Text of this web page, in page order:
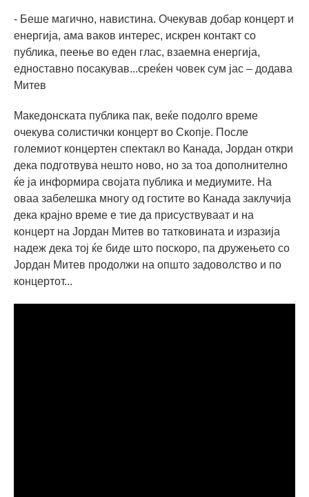
- Беше магично, навистина. Очекував добар концерт и
енергија, ама ваков интерес, искрен контакт со
публика, пеење во еден глас, взаемна енергија,
едноставно посакував...среќен човек сум јас – додава
Митев
Македонската публика пак, веќе подолго време
очекува солистички концерт во Скопје. После
големиот концертен спектакл во Канада, Јордан откри
дека подготвува нешто ново, но за тоа дополнително
ќе ја информира својата публика и медиумите. На
оваа забелешка многу од гостите во Канада заклучија
дека крајно време е тие да присуствуваат и на
концерт на Јордан Митев во татковината и изразија
надеж дека тој ќе биде што поскоро, па дружењето со
Јордан Митев продолжи на општо задоволство и по
концертот...